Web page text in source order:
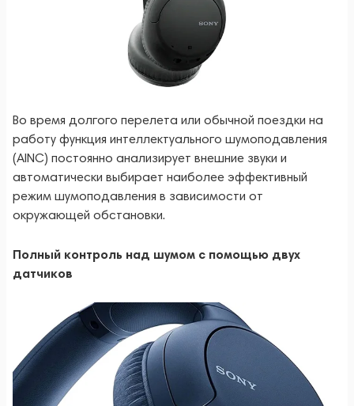
Во время долгого перелета или обычной поездки на
работу функция интеллектуального шумоподавления
(AINC) постоянно анализирует внешние звуки и
автоматически выбирает наиболее эффективный
режим шумоподавления в зависимости от
окружающей обстановки.
Полный контроль над шумом с помощью двух
датчиков